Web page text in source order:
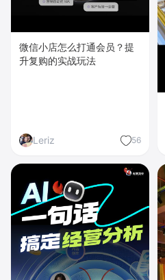
微信小店怎么打通会员？提
升复购的实战玩法
Leriz 56